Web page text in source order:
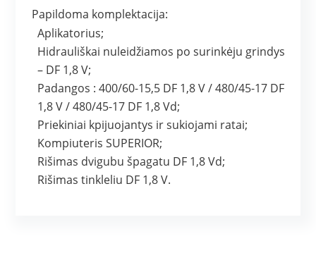
Papildoma komplektacija:
Aplikatorius;
Hidrauliškai nuleidžiamos po surinkėju grindys
– DF 1,8 V;
Padangos : 400/60-15,5 DF 1,8 V / 480/45-17 DF
1,8 V / 480/45-17 DF 1,8 Vd;
Priekiniai kpijuojantys ir sukiojami ratai;
Kompiuteris SUPERIOR;
Rišimas dvigubu špagatu DF 1,8 Vd;
Rišimas tinkleliu DF 1,8 V.